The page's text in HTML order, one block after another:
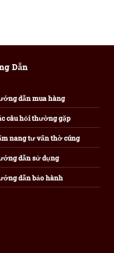
Dẫn
dẫn mua hàng
câu hỏi thường gặp
nang tư vấn thờ cúng
dẫn sử dụng
dẫn bảo hành